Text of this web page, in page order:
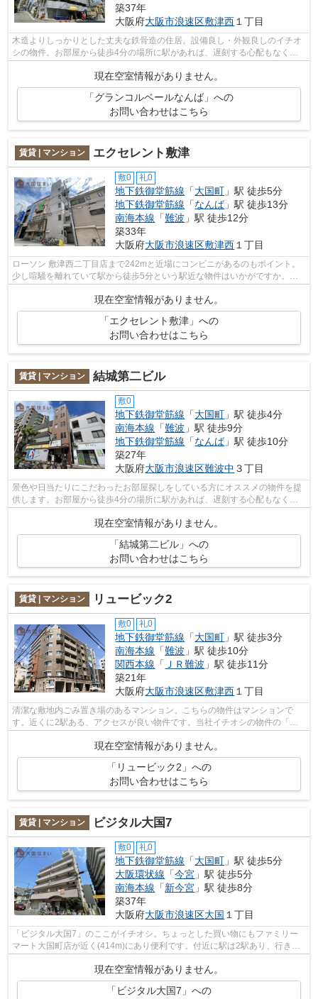
築37年
大阪府大阪市浪速区敷津西１丁目
木造よりしっかりとした丈夫な鉄骨造の住居。設備良し・外観良しのイチオ
シの物件。お部屋から徒歩4分の場所に駅があれば、遅刻する心配もなくな
現在空室情報がありません。
「グランコルベールなんば」への
お問い合わせはこちら
賃貸 | マンション エクセレント敷津
敷0 礼0
地下鉄御堂筋線 「大国町 」駅 徒歩5分
地下鉄御堂筋線 「なんば」駅 徒歩13分
南海本線 「難波 」駅 徒歩12分
築33年
大阪府大阪市浪速区敷津西 １丁目
ローソン 敷津西二丁目店まで242mと近場にコンビニがあるのもポイント。
少し喧騒を離れていて駅から徒歩5分という駅近な物件はいかがですか。最
現在空室情報がありません。
「エクセレント敷津」への
お問い合わせはこちら
賃貸 | マンション 結城第二ビル
敷0
地下鉄御堂筋線 「大国町 」駅 徒歩4分
南海本線 「難波 」駅 徒歩9分
地下鉄御堂筋線 「なんば」駅 徒歩10分
築27年
大阪府大阪市浪速区難波中 ３丁目
景色や日当たりにこだわったお部屋探しをしている方にオススメの物件を提
供します。お部屋から徒歩4分の場所に駅があれば、遅刻する心配もなくな
りますね。鉄骨鉄筋コンクリートで造ら...
現在空室情報がありません。
「結城第二ビル」への
お問い合わせはこちら
賃貸 | マンション リュービック2
敷0 礼0
地下鉄御堂筋線 「大国町 」駅 徒歩3分
南海本線 「難波 」駅 徒歩10分
関西本線 「 ＪＲ難波 」駅 徒歩11分
築21年
大阪府大阪市浪速区敷津西１丁目
清潔な敷地内ごみ置き場のあるマンション。こちらの物件はマンションで
す。近くに2駅ある、アクセスが良い物件です。当社イチオシの物件の「リ
現在空室情報がありません。
「リュービック2」への
お問い合わせはこちら
賃貸 | マンション ビジタル大国7
敷0 礼0
地下鉄御堂筋線 「大国町 」駅 徒歩5分
大阪環状線 「今宮 」駅 徒歩5分
南海本線 「新今宮 」駅 徒歩8分
築37年
大阪府大阪市浪速区大国 １丁目
「ビジタル大国7」のここがイチオシ。ちょっとした買い物にもファミリー
マート大国町店が近く(414m)にあり便利です。付近に駅は2駅あり、行き先
に応じて使い分けができます。敷地内ご...
現在空室情報がありません。
「ビジタル大国7」への